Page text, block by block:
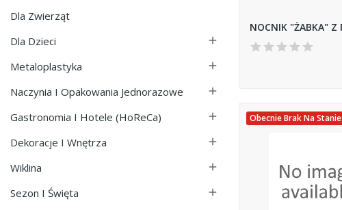
Dla Zwierząt
Dla Dzieci

Metaloplastyka 
Naczynia I Opakowania Jednorazowe 
Gastronomia I Hotele (HoReCa) 
Dekoracje I Wnętrza 
Wiklina 
Sezon I Święta 
Obecnie Brak Na Stanie